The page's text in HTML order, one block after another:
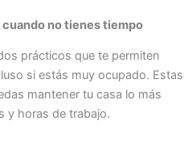
no tienes tiempo
prácticos que te permiten
si estás muy ocupado. Estas
mantener tu casa lo más
y horas de trabajo.